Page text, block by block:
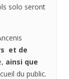
solo seront
et de
ainsi que
du public.